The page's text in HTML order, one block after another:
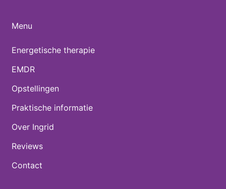
Menu
Energetische therapie
EMDR
Opstellingen
Praktische informatie
Over Ingrid
Reviews
Contact